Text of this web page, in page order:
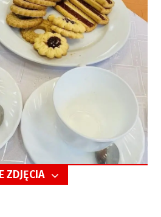
ZDJĘCIA